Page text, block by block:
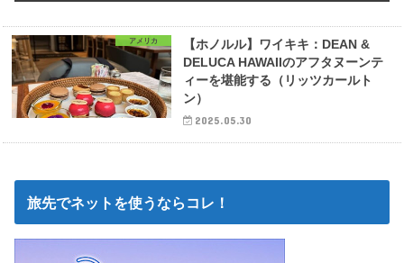
アメリカ
【ホノルル】ワイキキ：DEAN &
DELUCA HAWAIIのアフタヌーンテ
ィーを堪能する（リッツカールト
ン）
2025.05.30
旅先でネットを使うならコレ！